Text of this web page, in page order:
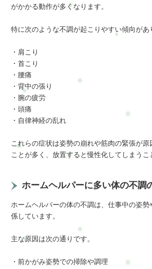
がかかる動作が多くなります。
特に次のような不調が起こりやすい傾向があ
・肩こり
・首こり
・腰痛
・背中の張り
・腕の疲労
・頭痛
・自律神経の乱れ
これらの症状は姿勢の崩れや筋肉の緊張が原
ことが多く、放置すると慢性化してしまうこ
ホームヘルパーに多い体の不調
ホームヘルパーの体の不調は、仕事中の姿勢
係しています。
主な原因は次の通りです。
・前かがみ姿勢での掃除や調理